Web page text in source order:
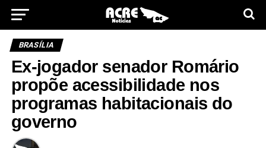
BRASÍLIA
Ex-jogador senador Romário
propõe acessibilidade nos
programas habitacionais do
governo